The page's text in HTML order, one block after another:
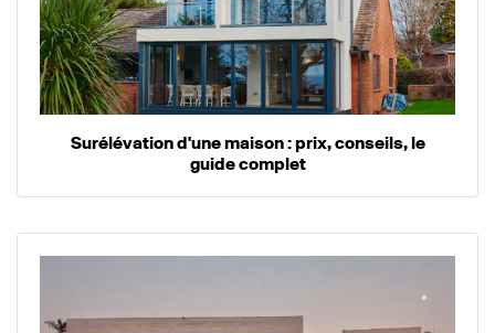
Surélévation d'une maison : prix, conseils, le
guide complet